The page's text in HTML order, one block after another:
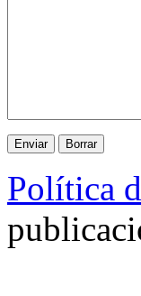
Política